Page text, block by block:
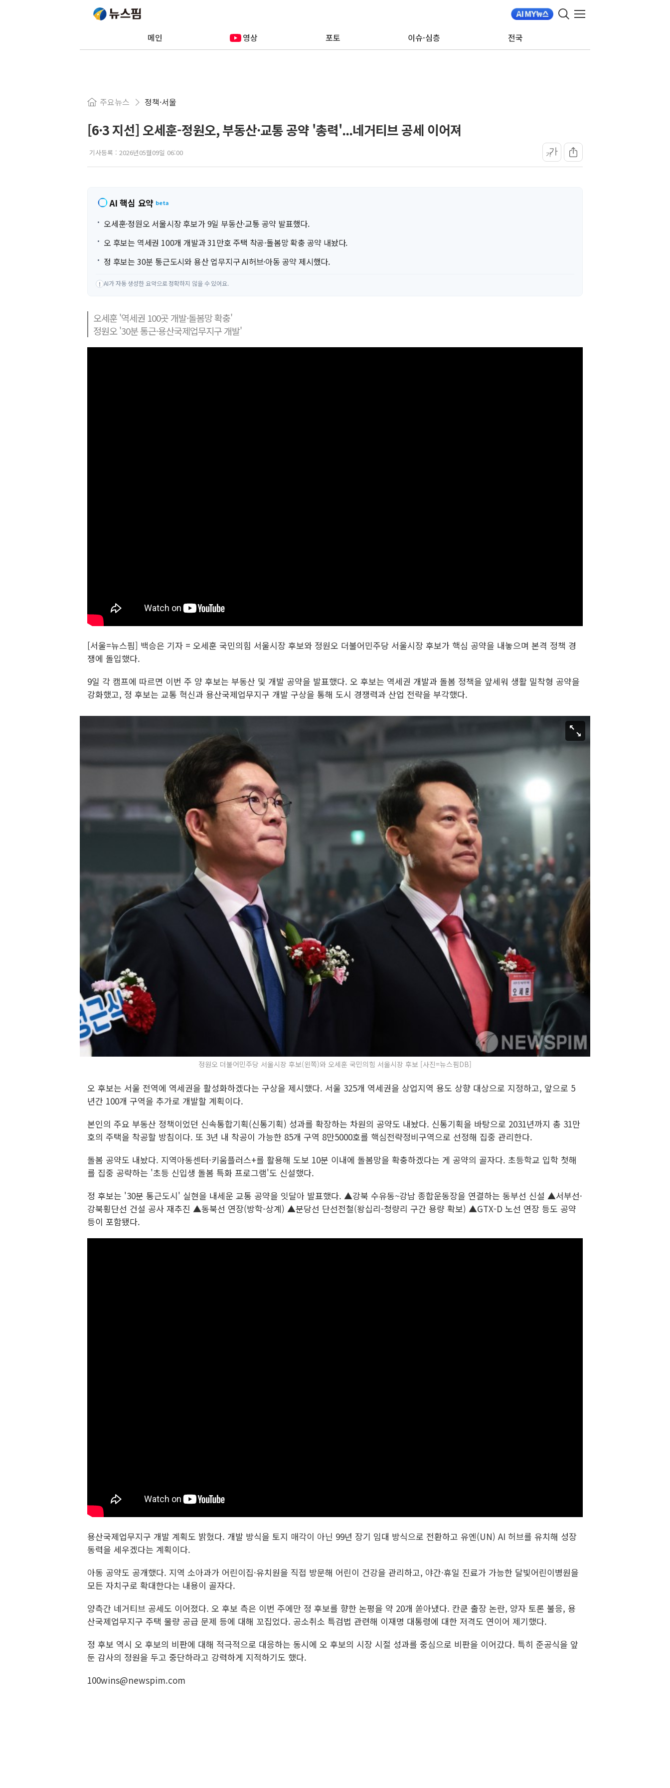
메인 영상 포토 이슈·심층 전국
주요뉴스 정책·서울
[6·3 지선] 오세훈-정원오, 부동산·교통 공약 '총력'...네거티브 공세 이어져
기사등록 : 2026년05월09일 06:00 가가
AI 핵심 요약 beta
오세훈·정원오 서울시장 후보가 9일 부동산·교통 공약 발표했다.
오 후보는 역세권 100개 개발과 31만호 주택 착공·돌봄망 확충 공약 내놨다.
정 후보는 30분 통근도시와 용산 업무지구 AI허브·아동 공약 제시했다.
! AI가 자동 생성한 요약으로 정확하지 않을 수 있어요.
오세훈 '역세권 100곳 개발·돌봄망 확충'
정원오 '30분 통근·용산국제업무지구 개발'
[서울=뉴스핌] 백승은 기자 = 오세훈 국민의힘 서울시장 후보와 정원오 더불어민주당 서울시장 후보가 핵심 공약을 내놓으며 본격 정책 경
쟁에 돌입했다.
9일 각 캠프에 따르면 이번 주 양 후보는 부동산 및 개발 공약을 발표했다. 오 후보는 역세권 개발과 돌봄 정책을 앞세워 생활 밀착형 공약을
강화했고, 정 후보는 교통 혁신과 용산국제업무지구 개발 구상을 통해 도시 경쟁력과 산업 전략을 부각했다.
정원오 더불어민주당 서울시장 후보(왼쪽)와 오세훈 국민의힘 서울시장 후보 [사진=뉴스핌DB]
오 후보는 서울 전역에 역세권을 활성화하겠다는 구상을 제시했다. 서울 325개 역세권을 상업지역 용도 상향 대상으로 지정하고, 앞으로 5
년간 100개 구역을 추가로 개발할 계획이다.
본인의 주요 부동산 정책이었던 신속통합기획(신통기획) 성과를 확장하는 차원의 공약도 내놨다. 신통기획을 바탕으로 2031년까지 총 31만
호의 주택을 착공할 방침이다. 또 3년 내 착공이 가능한 85개 구역 8만5000호를 핵심전략정비구역으로 선정해 집중 관리한다.
돌봄 공약도 내놨다. 지역아동센터·키움플러스+를 활용해 도보 10분 이내에 돌봄망을 확충하겠다는 게 공약의 골자다. 초등학교 입학 첫해
를 집중 공략하는 '초등 신입생 돌봄 특화 프로그램'도 신설했다.
정 후보는 '30분 통근도시' 실현을 내세운 교통 공약을 잇달아 발표했다. ▲강북 수유동~강남 종합운동장을 연결하는 동부선 신설 ▲서부선·
강북횡단선 건설 공사 재추진 ▲동북선 연장(방학-상계) ▲분당선 단선전철(왕십리-청량리 구간 용량 확보) ▲GTX-D 노선 연장 등도 공약
등이 포함됐다.
용산국제업무지구 개발 계획도 밝혔다. 개발 방식을 토지 매각이 아닌 99년 장기 임대 방식으로 전환하고 유엔(UN) AI 허브를 유치해 성장
동력을 세우겠다는 계획이다.
아동 공약도 공개했다. 지역 소아과가 어린이집·유치원을 직접 방문해 어린이 건강을 관리하고, 야간·휴일 진료가 가능한 달빛어린이병원을
모든 자치구로 확대한다는 내용이 골자다.
양측간 네거티브 공세도 이어졌다. 오 후보 측은 이번 주에만 정 후보를 향한 논평을 약 20개 쏟아냈다. 칸쿤 출장 논란, 양자 토론 불응, 용
산국제업무지구 주택 물량 공급 문제 등에 대해 꼬집었다. 공소취소 특검법 관련해 이재명 대통령에 대한 저격도 연이어 제기했다.
정 후보 역시 오 후보의 비판에 대해 적극적으로 대응하는 동시에 오 후보의 시장 시절 성과를 중심으로 비판을 이어갔다. 특히 준공식을 앞
둔 감사의 정원을 두고 중단하라고 강력하게 지적하기도 했다.
100wins@newspim.com